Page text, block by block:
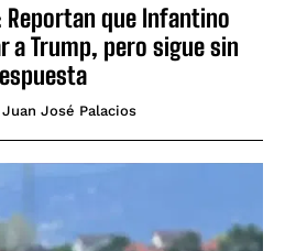
Reportan que Infantino
Trump, pero sigue sin
Juan José Palacios